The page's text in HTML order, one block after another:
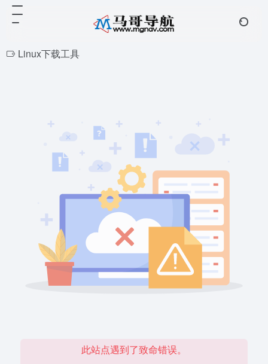
Linux下载工具
此站点遇到了致命错误。